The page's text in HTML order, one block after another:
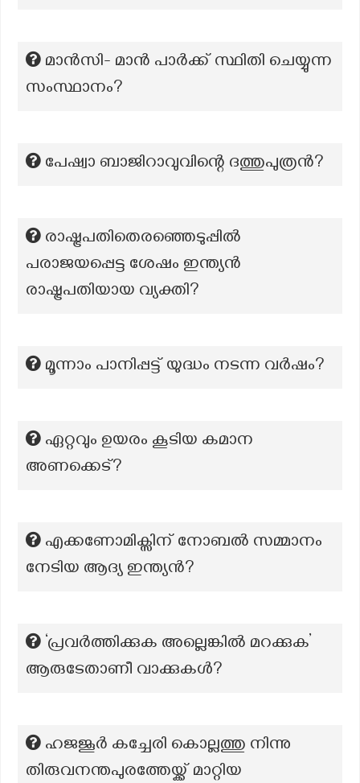
മാൻസി- മാൻ പാർക്ക് സ്ഥിതി ചെയ്യുന്ന
സംസ്ഥാനം?
പേഷ്വാ ബാജിറാവുവിന്റെ ദത്തുപുത്രൻ?
രാഷ്ട്രപതിതെരഞ്ഞെടുപ്പിൽ
പരാജയപ്പെട്ട ശേഷം ഇന്ത്യൻ
രാഷ്ട്രപതിയായ വ്യക്തി?
മൂന്നാം പാനിപ്പട്ട് യുദ്ധം നടന്ന വർഷം?
ഏറ്റവും ഉയരം കൂടിയ കമാന
അണക്കെട്?
എക്കണോമിക്സിന് നോബൽ സമ്മാനം
നേടിയ ആദ്യ ഇന്ത്യൻ?
‘പ്രവർത്തിക്കുക അല്ലെങ്കിൽ മറക്കുക’
ആരുടേതാണീ വാക്കുകൾ?
ഹജജൂർ കച്ചേരി കൊല്ലത്തു നിന്നു
തിരുവനന്തപുരത്തേയ്ക്ക് മാറ്റിയ